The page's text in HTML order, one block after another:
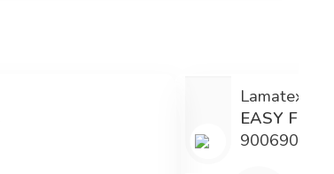
Lamatex
EASY FIX
900690